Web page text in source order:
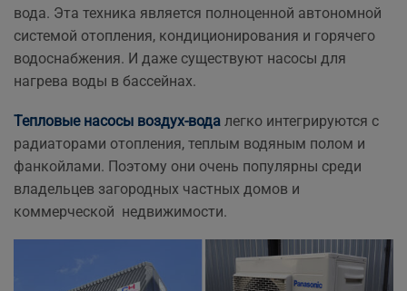
вода. Эта техника является полноценной автономной
системой отопления, кондиционирования и горячего
водоснабжения. И даже существуют насосы для
нагрева воды в бассейнах.
Тепловые насосы воздух-вода легко интегрируются с
радиаторами отопления, теплым водяным полом и
фанкойлами. Поэтому они очень популярны среди
владельцев загородных частных домов и
коммерческой недвижимости.